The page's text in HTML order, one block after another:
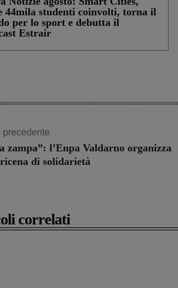
44mila studenti coinvolti, torna il
per lo sport e debutta il
Estrair
precedente
zampa”: l’Enpa Valdarno organizza
di solidarietà
correlati